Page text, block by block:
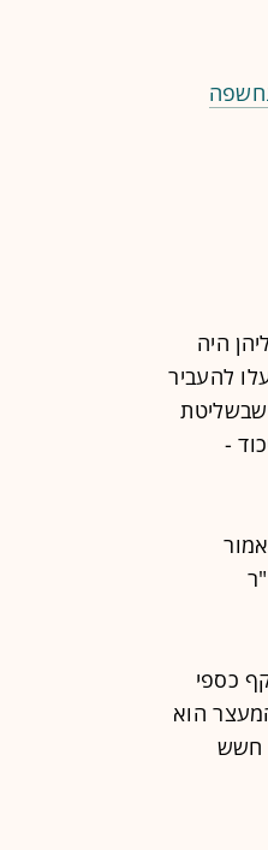
היה
להעביר
שבשליטת
-
כספי
הוא
חשש